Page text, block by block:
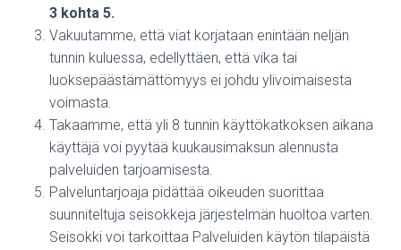
3 kohta 5.
Vakuutamme, että viat korjataan enintään neljän
tunnin kuluessa, edellyttäen, että vika tai
luoksepäästämättömyys ei johdu ylivoimaisesta
voimasta.
Takaamme, että yli 8 tunnin käyttökatkoksen aikana
käyttäjä voi pyytää kuukausimaksun alennusta
palveluiden tarjoamisesta.
Palveluntarjoaja pidättää oikeuden suorittaa
suunniteltuja seisokkeja järjestelmän huoltoa varten.
Seisokki voi tarkoittaa Palveluiden käytön tilapäistä